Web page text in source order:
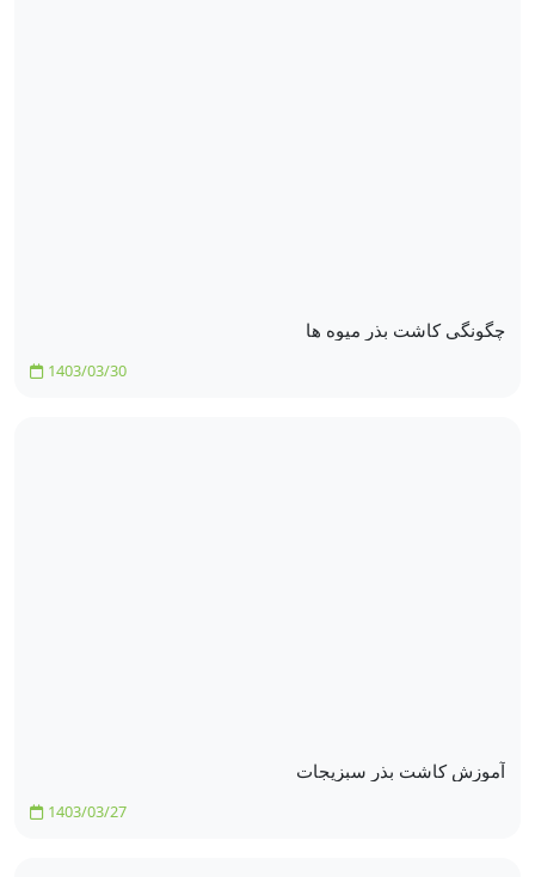
چگونگی کاشت بذر میوه ها
1403/03/30
آموزش کاشت بذر سبزیجات
1403/03/27